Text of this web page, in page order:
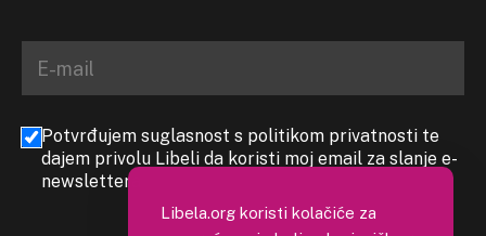
Potvrđujem suglasnost s politikom privatnosti te
dajem privolu Libeli da koristi moj email za slanje e-
newslettera
Libela.org koristi kolačiće za